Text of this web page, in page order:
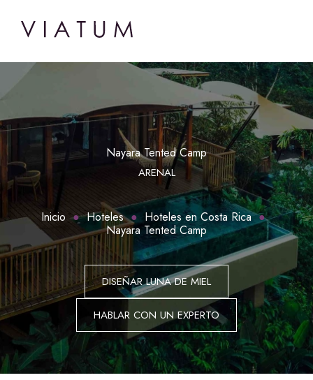
Nayara Tented Camp
ARENAL
Inicio Hoteles
Hoteles en Costa Rica
Nayara Tented Camp
DISEÑAR LUNA DE MIEL
HABLAR CON UN EXPERTO